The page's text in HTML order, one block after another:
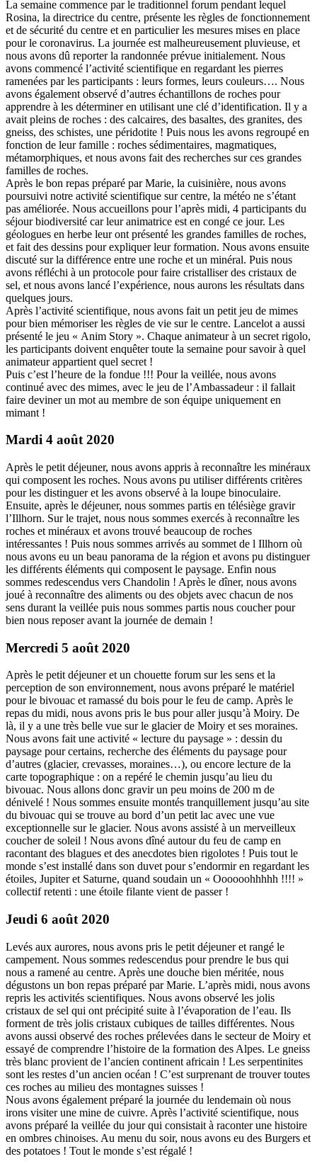
La semaine commence par le traditionnel forum pendant lequel
Rosina, la directrice du centre, présente les règles de fonctionnement
et de sécurité du centre et en particulier les mesures mises en place
pour le coronavirus. La journée est malheureusement pluvieuse, et
nous avons dû reporter la randonnée prévue initialement. Nous
avons commencé l’activité scientifique en regardant les pierres
ramenées par les participants : leurs formes, leurs couleurs…. Nous
avons également observé d’autres échantillons de roches pour
apprendre à les déterminer en utilisant une clé d’identification. Il y a
avait pleins de roches : des calcaires, des basaltes, des granites, des
gneiss, des schistes, une péridotite ! Puis nous les avons regroupé en
fonction de leur famille : roches sédimentaires, magmatiques,
métamorphiques, et nous avons fait des recherches sur ces grandes
familles de roches.
Après le bon repas préparé par Marie, la cuisinière, nous avons
poursuivi notre activité scientifique sur centre, la météo ne s’étant
pas améliorée. Nous accueillons pour l’après midi, 4 participants du
séjour biodiversité car leur animatrice est en congé ce jour. Les
géologues en herbe leur ont présenté les grandes familles de roches,
et fait des dessins pour expliquer leur formation. Nous avons ensuite
discuté sur la différence entre une roche et un minéral. Puis nous
avons réfléchi à un protocole pour faire cristalliser des cristaux de
sel, et nous avons lancé l’expérience, nous aurons les résultats dans
quelques jours.
Après l’activité scientifique, nous avons fait un petit jeu de mimes
pour bien mémoriser les règles de vie sur le centre. Lancelot a aussi
présenté le jeu « Anim Story ». Chaque animateur à un secret rigolo,
les participants doivent enquêter toute la semaine pour savoir à quel
animateur appartient quel secret !
Puis c’est l’heure de la fondue !!! Pour la veillée, nous avons
continué avec des mimes, avec le jeu de l’Ambassadeur : il fallait
faire deviner un mot au membre de son équipe uniquement en
mimant !
Mardi 4 août 2020
Après le petit déjeuner, nous avons appris à reconnaître les minéraux
qui composent les roches. Nous avons pu utiliser différents critères
pour les distinguer et les avons observé à la loupe binoculaire.
Ensuite, après le déjeuner, nous sommes partis en télésiège gravir
l’Illhorn. Sur le trajet, nous nous sommes exercés à reconnaître les
roches et minéraux et avons trouvé beaucoup de roches
intéressantes ! Puis nous sommes arrivés au sommet de l Illhorn où
nous avons eu un beau panorama de la région et avons pu distinguer
les différents éléments qui composent le paysage. Enfin nous
sommes redescendus vers Chandolin ! Après le dîner, nous avons
joué à reconnaître des aliments ou des objets avec chacun de nos
sens durant la veillée puis nous sommes partis nous coucher pour
bien nous reposer avant la journée de demain !
Mercredi 5 août 2020
Après le petit déjeuner et un chouette forum sur les sens et la
perception de son environnement, nous avons préparé le matériel
pour le bivouac et ramassé du bois pour le feu de camp. Après le
repas du midi, nous avons pris le bus pour aller jusqu’à Moiry. De
là, il y a une très belle vue sur le glacier de Moiry et ses moraines.
Nous avons fait une activité « lecture du paysage » : dessin du
paysage pour certains, recherche des éléments du paysage pour
d’autres (glacier, crevasses, moraines…), ou encore lecture de la
carte topographique : on a repéré le chemin jusqu’au lieu du
bivouac. Nous allons donc gravir un peu moins de 200 m de
dénivelé ! Nous sommes ensuite montés tranquillement jusqu’au site
du bivouac qui se trouve au bord d’un petit lac avec une vue
exceptionnelle sur le glacier. Nous avons assisté à un merveilleux
coucher de soleil ! Nous avons dîné autour du feu de camp en
racontant des blagues et des anecdotes bien rigolotes ! Puis tout le
monde s’est installé dans son duvet pour s’endormir en regardant les
étoiles, Jupiter et Saturne, quand soudain un « Oooooohhhhh !!!! »
collectif retenti : une étoile filante vient de passer !
Jeudi 6 août 2020
Levés aux aurores, nous avons pris le petit déjeuner et rangé le
campement. Nous sommes redescendus pour prendre le bus qui
nous a ramené au centre. Après une douche bien méritée, nous
dégustons un bon repas préparé par Marie. L’après midi, nous avons
repris les activités scientifiques. Nous avons observé les jolis
cristaux de sel qui ont précipité suite à l’évaporation de l’eau. Ils
forment de très jolis cristaux cubiques de tailles différentes. Nous
avons aussi observé des roches prélevées dans le secteur de Moiry et
essayé de comprendre l’histoire de la formation des Alpes. Le gneiss
très blanc provient de l’ancien continent africain ! Les serpentinites
sont les restes d’un ancien océan ! C’est surprenant de trouver toutes
ces roches au milieu des montagnes suisses !
Nous avons également préparé la journée du lendemain où nous
irons visiter une mine de cuivre. Après l’activité scientifique, nous
avons préparé la veillée du jour qui consistait à raconter une histoire
en ombres chinoises. Au menu du soir, nous avons eu des Burgers et
des potatoes ! Tout le monde s’est régalé !